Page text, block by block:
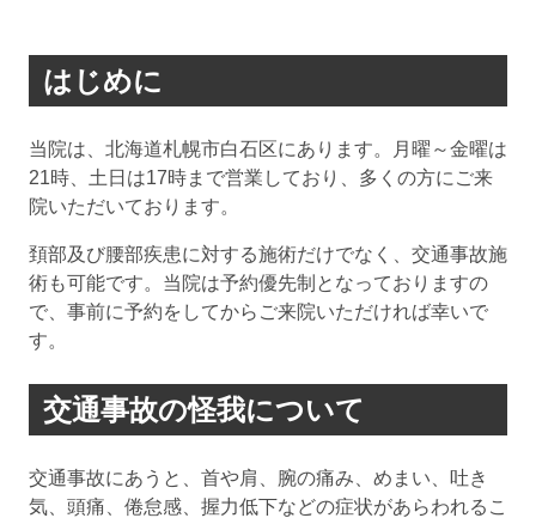
はじめに
当院は、北海道札幌市白石区にあります。月曜～金曜は
21時、土日は17時まで営業しており、多くの方にご来
院いただいております。
頚部及び腰部疾患に対する施術だけでなく、交通事故施
術も可能です。当院は予約優先制となっておりますの
で、事前に予約をしてからご来院いただければ幸いで
す。
交通事故の怪我について
交通事故にあうと、首や肩、腕の痛み、めまい、吐き
気、頭痛、倦怠感、握力低下などの症状があらわれるこ